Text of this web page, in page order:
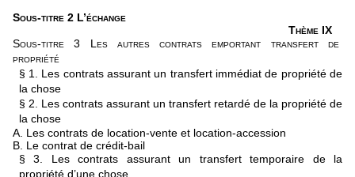
Sous-titre 2 L’échange
Thème IX
Sous-titre 3 Les autres contrats emportant transfert de
propriété
§ 1. Les contrats assurant un transfert immédiat de propriété de
la chose
§ 2. Les contrats assurant un transfert retardé de la propriété de
la chose
A. Les contrats de location-vente et location-accession
B. Le contrat de crédit-bail
§ 3. Les contrats assurant un transfert temporaire de la
propriété d’une chose